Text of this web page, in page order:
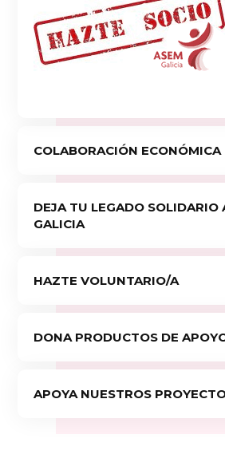
COLABORACIÓN ECONÓMICA
DEJA TU LEGADO SOLIDARIO
GALICIA
HAZTE VOLUNTARIO/A
DONA PRODUCTOS DE
APOYA NUESTROS